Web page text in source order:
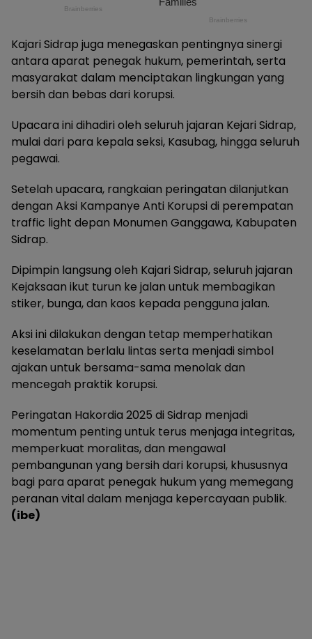
Kajari Sidrap juga menegaskan pentingnya sinergi
antara aparat penegak hukum, pemerintah, serta
masyarakat dalam menciptakan lingkungan yang
bersih dan bebas dari korupsi.
Upacara ini dihadiri oleh seluruh jajaran Kejari Sidrap,
mulai dari para kepala seksi, Kasubag, hingga seluruh
pegawai.
Setelah upacara, rangkaian peringatan dilanjutkan
dengan Aksi Kampanye Anti Korupsi di perempatan
traffic light depan Monumen Ganggawa, Kabupaten
Sidrap.
Dipimpin langsung oleh Kajari Sidrap, seluruh jajaran
Kejaksaan ikut turun ke jalan untuk membagikan
stiker, bunga, dan kaos kepada pengguna jalan.
Aksi ini dilakukan dengan tetap memperhatikan
keselamatan berlalu lintas serta menjadi simbol
ajakan untuk bersama-sama menolak dan
mencegah praktik korupsi.
Peringatan Hakordia 2025 di Sidrap menjadi
momentum penting untuk terus menjaga integritas,
memperkuat moralitas, dan mengawal
pembangunan yang bersih dari korupsi, khususnya
bagi para aparat penegak hukum yang memegang
peranan vital dalam menjaga kepercayaan publik.
(ibe)